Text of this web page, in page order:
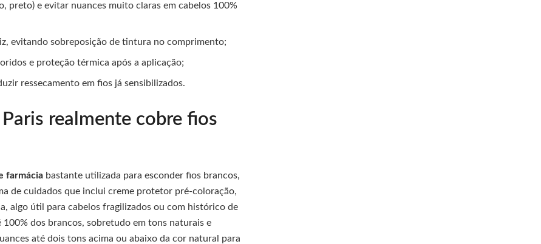
preto) e evitar nuances muito claras em cabelos 100%
evitando sobreposição de tintura no comprimento;
e proteção térmica após a aplicação;
ressecamento em fios já sensibilizados.
Paris realmente cobre fios
farmácia bastante utilizada para esconder fios brancos,
de cuidados que inclui creme protetor pré-coloração,
algo útil para cabelos fragilizados ou com histórico de
dos brancos, sobretudo em tons naturais e
até dois tons acima ou abaixo da cor natural para